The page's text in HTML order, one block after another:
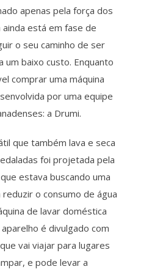
apenas pela força dos
ainda está em fase de
o seu caminho de ser
um baixo custo. Enquanto
comprar uma máquina
por uma equipe
a Drumi.
que também lava e seca
foi projetada pela
estava buscando uma
o consumo de água
de lavar doméstica
é divulgado com
vai viajar para lugares
e pode levar a